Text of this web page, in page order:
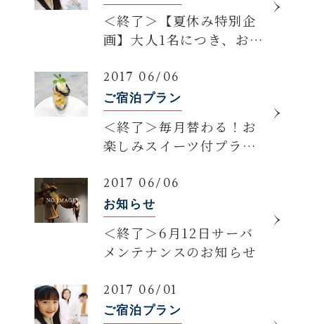
＜終了＞【夏休み特別企
画】大人1名につき、お子
プランが登場！
2017 06/06
ご宿泊プラン
＜終了＞毎月替わる！お
楽しみスイーツ付プラン
＞
2017 06/06
お知らせ
＜終了＞6月12日サーバ
メンテナンスのお知らせ
2017 06/01
ご宿泊プラン